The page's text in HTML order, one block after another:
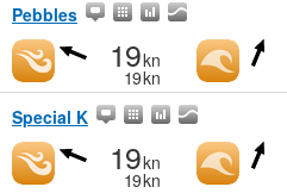
Pebbles
19kn
19kn
Special K
19kn
19kn